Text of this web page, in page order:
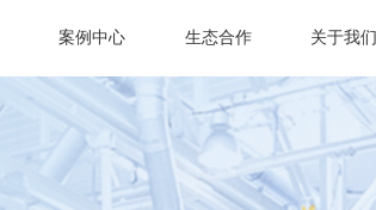
案例中心 生态合作 关于我们